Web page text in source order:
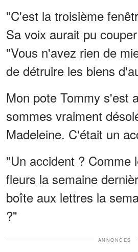
"C'est la troisième
Sa voix aurait pu
"Vous n'avez rien de
de détruire les biens
Mon pote Tommy s'est
sommes vraiment
Madeleine. C'était un
"Un accident ? Comme
fleurs la semaine
boîte aux lettres la
?"
ANNONCES